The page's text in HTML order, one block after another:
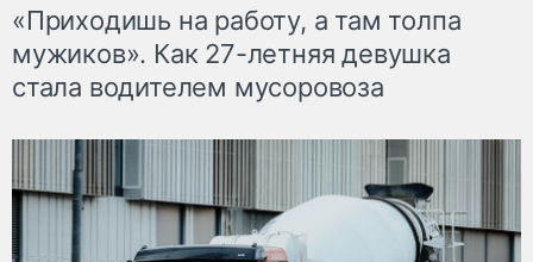
«Приходишь на работу, а там толпа
мужиков». Как 27-летняя девушка
стала водителем мусоровоза